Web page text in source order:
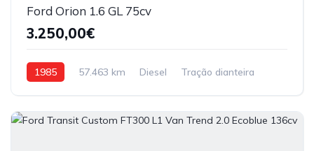
Ford Orion 1.6 GL 75cv
3.250,00€
1985 57.463 km Diesel Tração dianteira